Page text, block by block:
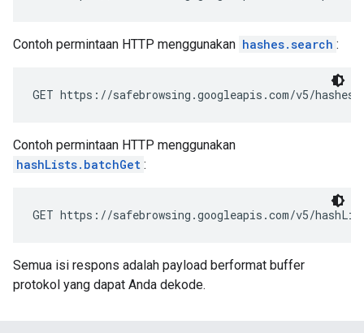
Contoh permintaan HTTP menggunakan hashes.search :
Contoh permintaan HTTP menggunakan
hashLists.batchGet :
Semua isi respons adalah payload berformat buffer
protokol yang dapat Anda dekode.